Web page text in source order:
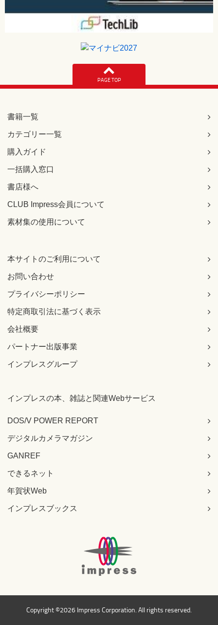
PAGE TOP
書籍一覧
カテゴリー一覧
購入ガイド
一括購入窓口
書店様へ
CLUB Impress会員について
素材集の使用について
本サイトのご利用について
お問い合わせ
プライバシーポリシー
特定商取引法に基づく表示
会社概要
パートナー出版事業
インプレスグループ
インプレスの本、雑誌と関連Webサービス
DOS/V POWER REPORT
デジタルカメラマガジン
GANREF
できるネット
年賀状Web
インプレスブックス
Copyright ©2026 Impress Corporation. All rights reserved.